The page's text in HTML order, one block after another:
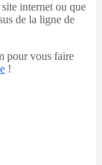
internet ou que
de la ligne de
pour vous faire
!